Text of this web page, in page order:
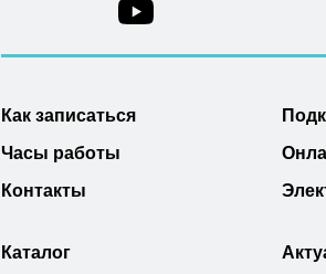
Как записаться
Часы работы
Контакты
Каталог